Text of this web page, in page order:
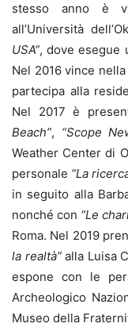
stesso anno è
all’Università
USA”,dove esegue
Nel 2016 vince
partecipa alla
Nel 2017 è
Beach”, “Scope
Weather Center di
personale “La
in seguito alla
nonché con “Le
Roma. Nel 2019
la realtà”alla Luisa
espone con le
Archeologico
Museo della